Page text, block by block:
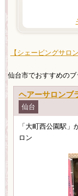
【シェービングサロ
仙台市でおすすめの
ヘアーサロン
仙台
「大町西公園駅
ロン